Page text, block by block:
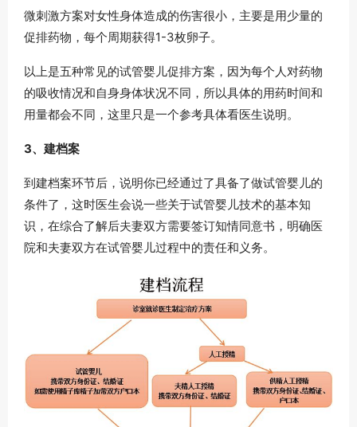
微刺激方案对女性身体造成的伤害很小，主要是用少量的
促排药物，每个周期获得1-3枚卵子。
以上是五种常见的试管婴儿促排方案，因为每个人对药物
的吸收情况和自身身体状况不同，所以具体的用药时间和
用量都会不同，这里只是一个参考具体看医生说明。
3、建档案
到建档案环节后，说明你已经通过了具备了做试管婴儿的
条件了，这时医生会说一些关于试管婴儿技术的基本知
识，在综合了解后夫妻双方需要签订知情同意书，明确医
院和夫妻双方在试管婴儿过程中的责任和义务。